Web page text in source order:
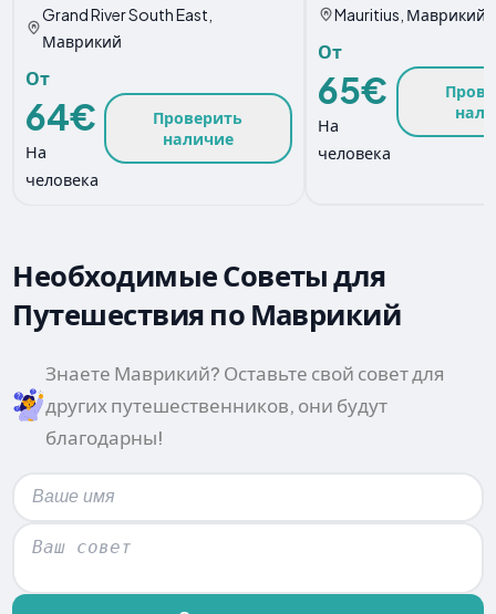
Grand River South East,
Маврикий
От
64€
На
человека
Проверить
наличие
Mauritius, Маврикий
От
65€
На
человека
Необходимые Советы для
Путешествия по Маврикий
Знаете Маврикий? Оставьте свой совет для
других путешественников, они будут
благодарны!